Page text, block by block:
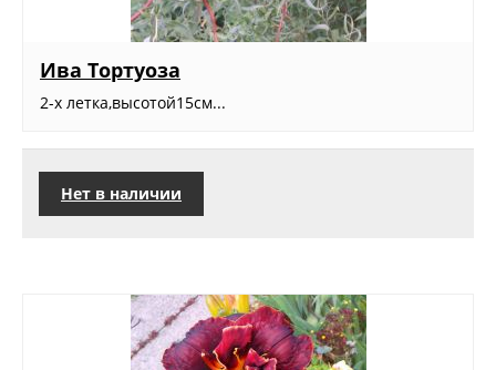
Ива Тортуоза
2-х летка,высотой15см...
Нет в наличии